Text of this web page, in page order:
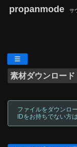
propanmode サ
素材ダウンロード
ファイルをダウンロ
IDをお持ちでない方